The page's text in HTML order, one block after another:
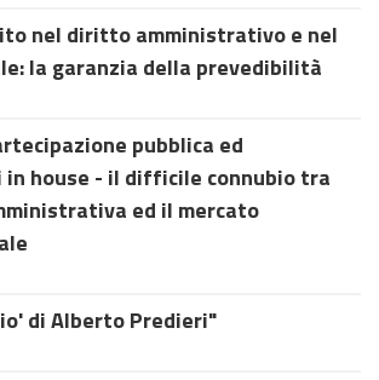
nel diritto amministrativo e nel
la garanzia della prevedibilità
pubblica ed
house - il difficile connubio tra
ed il mercato
di Alberto Predieri"